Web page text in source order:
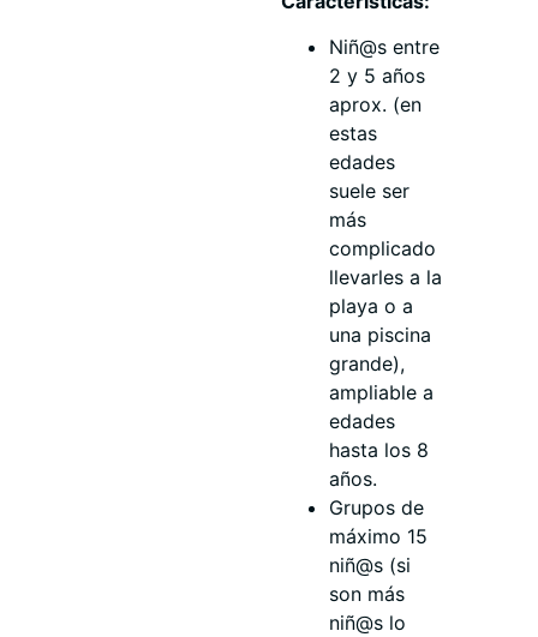
Niñ@s entre
2 y 5 años
aprox. (en
estas
edades
suele ser
más
complicado
llevarles a la
playa o a
una piscina
grande),
ampliable a
edades
hasta los 8
años.
Grupos de
máximo 15
niñ@s (si
son más
niñ@s lo